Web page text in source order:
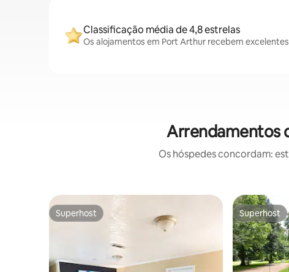
Classificação média de 4,8 estrelas
Os alojamentos em Port Arthur recebem
Arrendamentos
Os hóspedes concordam:
Superhost
Superhost Superhost
Superhost